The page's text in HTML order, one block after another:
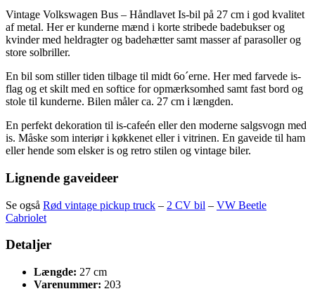
Vintage Volkswagen Bus – Håndlavet Is-bil på 27 cm i god kvalitet
af metal. Her er kunderne mænd i korte stribede badebukser og
kvinder med heldragter og badehætter samt masser af parasoller og
store solbriller.
En bil som stiller tiden tilbage til midt 6o´erne. Her med farvede is-
flag og et skilt med en softice for opmærksomhed samt fast bord og
stole til kunderne. Bilen måler ca. 27 cm i længden.
En perfekt dekoration til is-cafeén eller den moderne salgsvogn med
is. Måske som interiør i køkkenet eller i vitrinen. En gaveide til ham
eller hende som elsker is og retro stilen og vintage biler.
Lignende gaveideer
Se også Rød vintage pickup truck – 2 CV bil – VW Beetle
Cabriolet
Detaljer
Længde: 27 cm
Varenummer: 203